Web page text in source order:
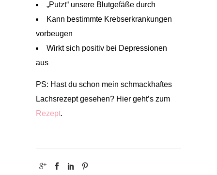
„Putzt“ unsere Blutgefäße durch
Kann bestimmte Krebserkrankungen
vorbeugen
Wirkt sich positiv bei Depressionen
aus
PS: Hast du schon mein schmackhaftes
Lachsrezept gesehen? Hier geht’s zum
Rezept.